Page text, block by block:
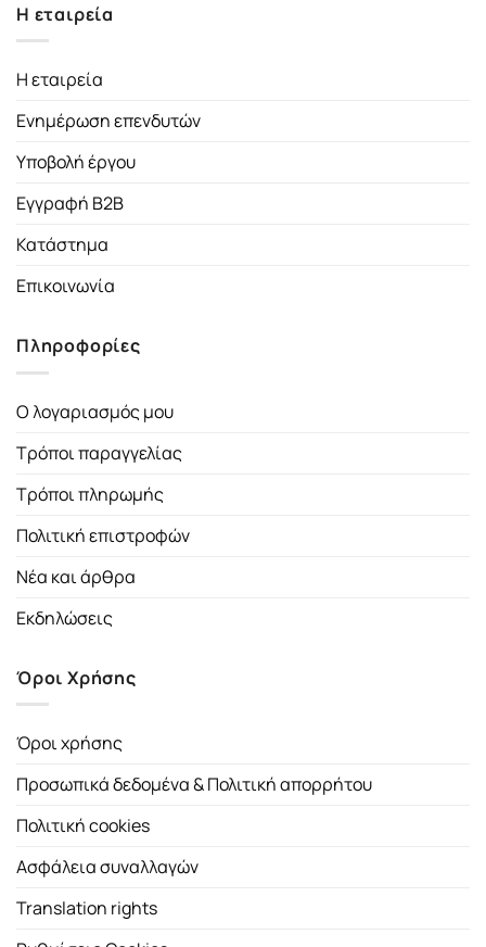
Η εταιρεία
Η εταιρεία
Ενημέρωση επενδυτών
Υποβολή έργου
Εγγραφή B2B
Κατάστημα
Επικοινωνία
Πληροφορίες
Ο λογαριασμός μου
Τρόποι παραγγελίας
Τρόποι πληρωμής
Πολιτική επιστροφών
Νέα και άρθρα
Εκδηλώσεις
Όροι Χρήσης
Όροι χρήσης
Προσωπικά δεδομένα & Πολιτική απορρήτου
Πολιτική cookies
Ασφάλεια συναλλαγών
Translation rights